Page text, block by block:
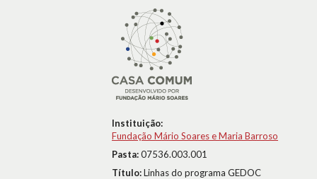
Instituição:
Fundação Mário Soares e Maria Barroso
Pasta:07536.003.001
Título:Linhas do programa GEDOC